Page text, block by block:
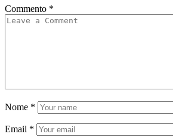
Commento *
Nome *
Email *